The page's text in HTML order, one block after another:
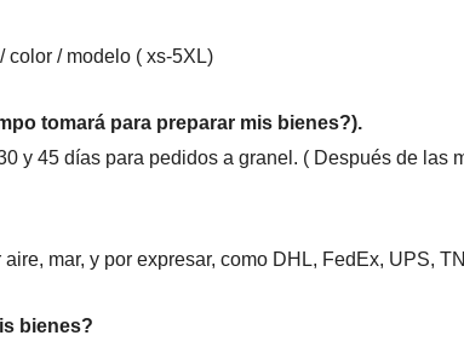
color / modelo ( xs-5XL)
tomará para preparar mis bienes?).
y 45 días para pedidos a granel. ( Después de las
mar, y por expresar, como DHL, FedEx, UPS,
bienes?